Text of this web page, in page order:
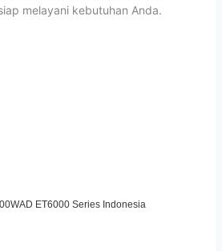
melayani kebutuhan Anda.
ET6000 Series Indonesia